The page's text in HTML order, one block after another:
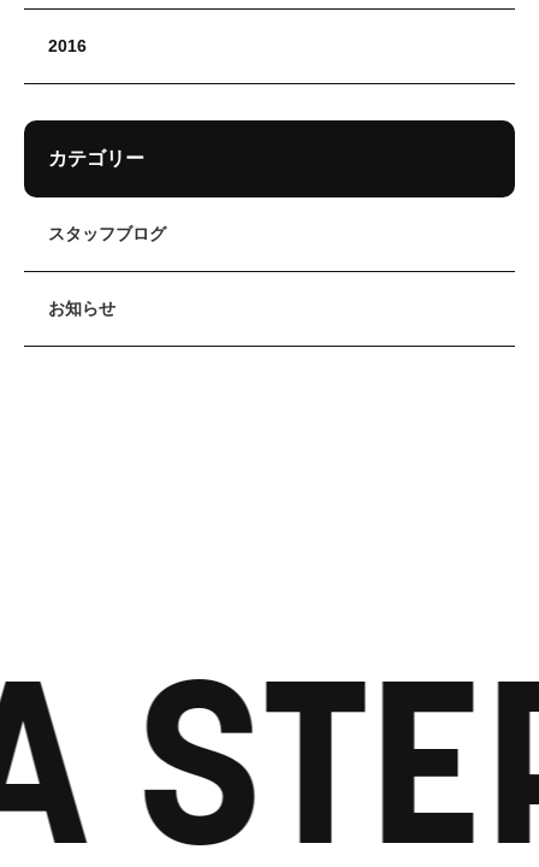
2016
カテゴリー
スタッフブログ
お知らせ